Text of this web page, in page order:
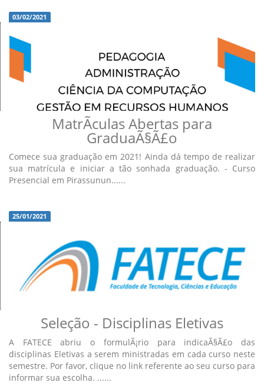
03/02/2021
MatrÃ­culas Abertas para
GraduaÃ§Ã£o
Comece sua graduação em 2021! Ainda dá tempo de realizar
sua matrícula e iniciar a tão sonhada graduação. - Curso
Presencial em Pirassunun......
25/01/2021
Seleção - Disciplinas Eletivas
A FATECE abriu o formulÃ¡rio para indicaÃ§Ã£o das
disciplinas Eletivas a serem ministradas em cada curso neste
semestre. Por favor, clique no link referente ao seu curso para
informar sua escolha. ......